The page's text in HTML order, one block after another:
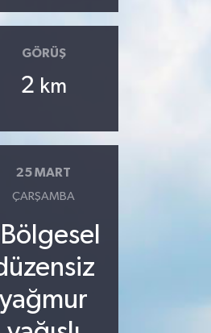
GÖRÜŞ
2 km
25 MART
ÇARŞAMBA